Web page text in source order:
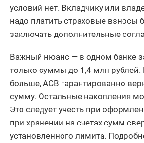
условий нет. Вкладчику или
надо платить страховые взносы
заключать дополнительные
Важный нюанс — в одном банке
только суммы до 1,4 млн рублей.
больше, АСВ гарантированно
сумму. Остальные накопления
Это следует учесть при
при хранении на счетах сумм
установленного лимита.